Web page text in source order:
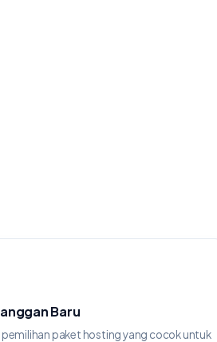
Baru
paket hosting yang cocok untuk